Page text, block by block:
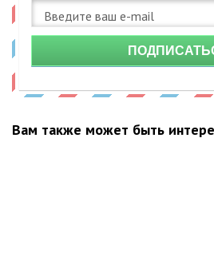
Вам также может быть